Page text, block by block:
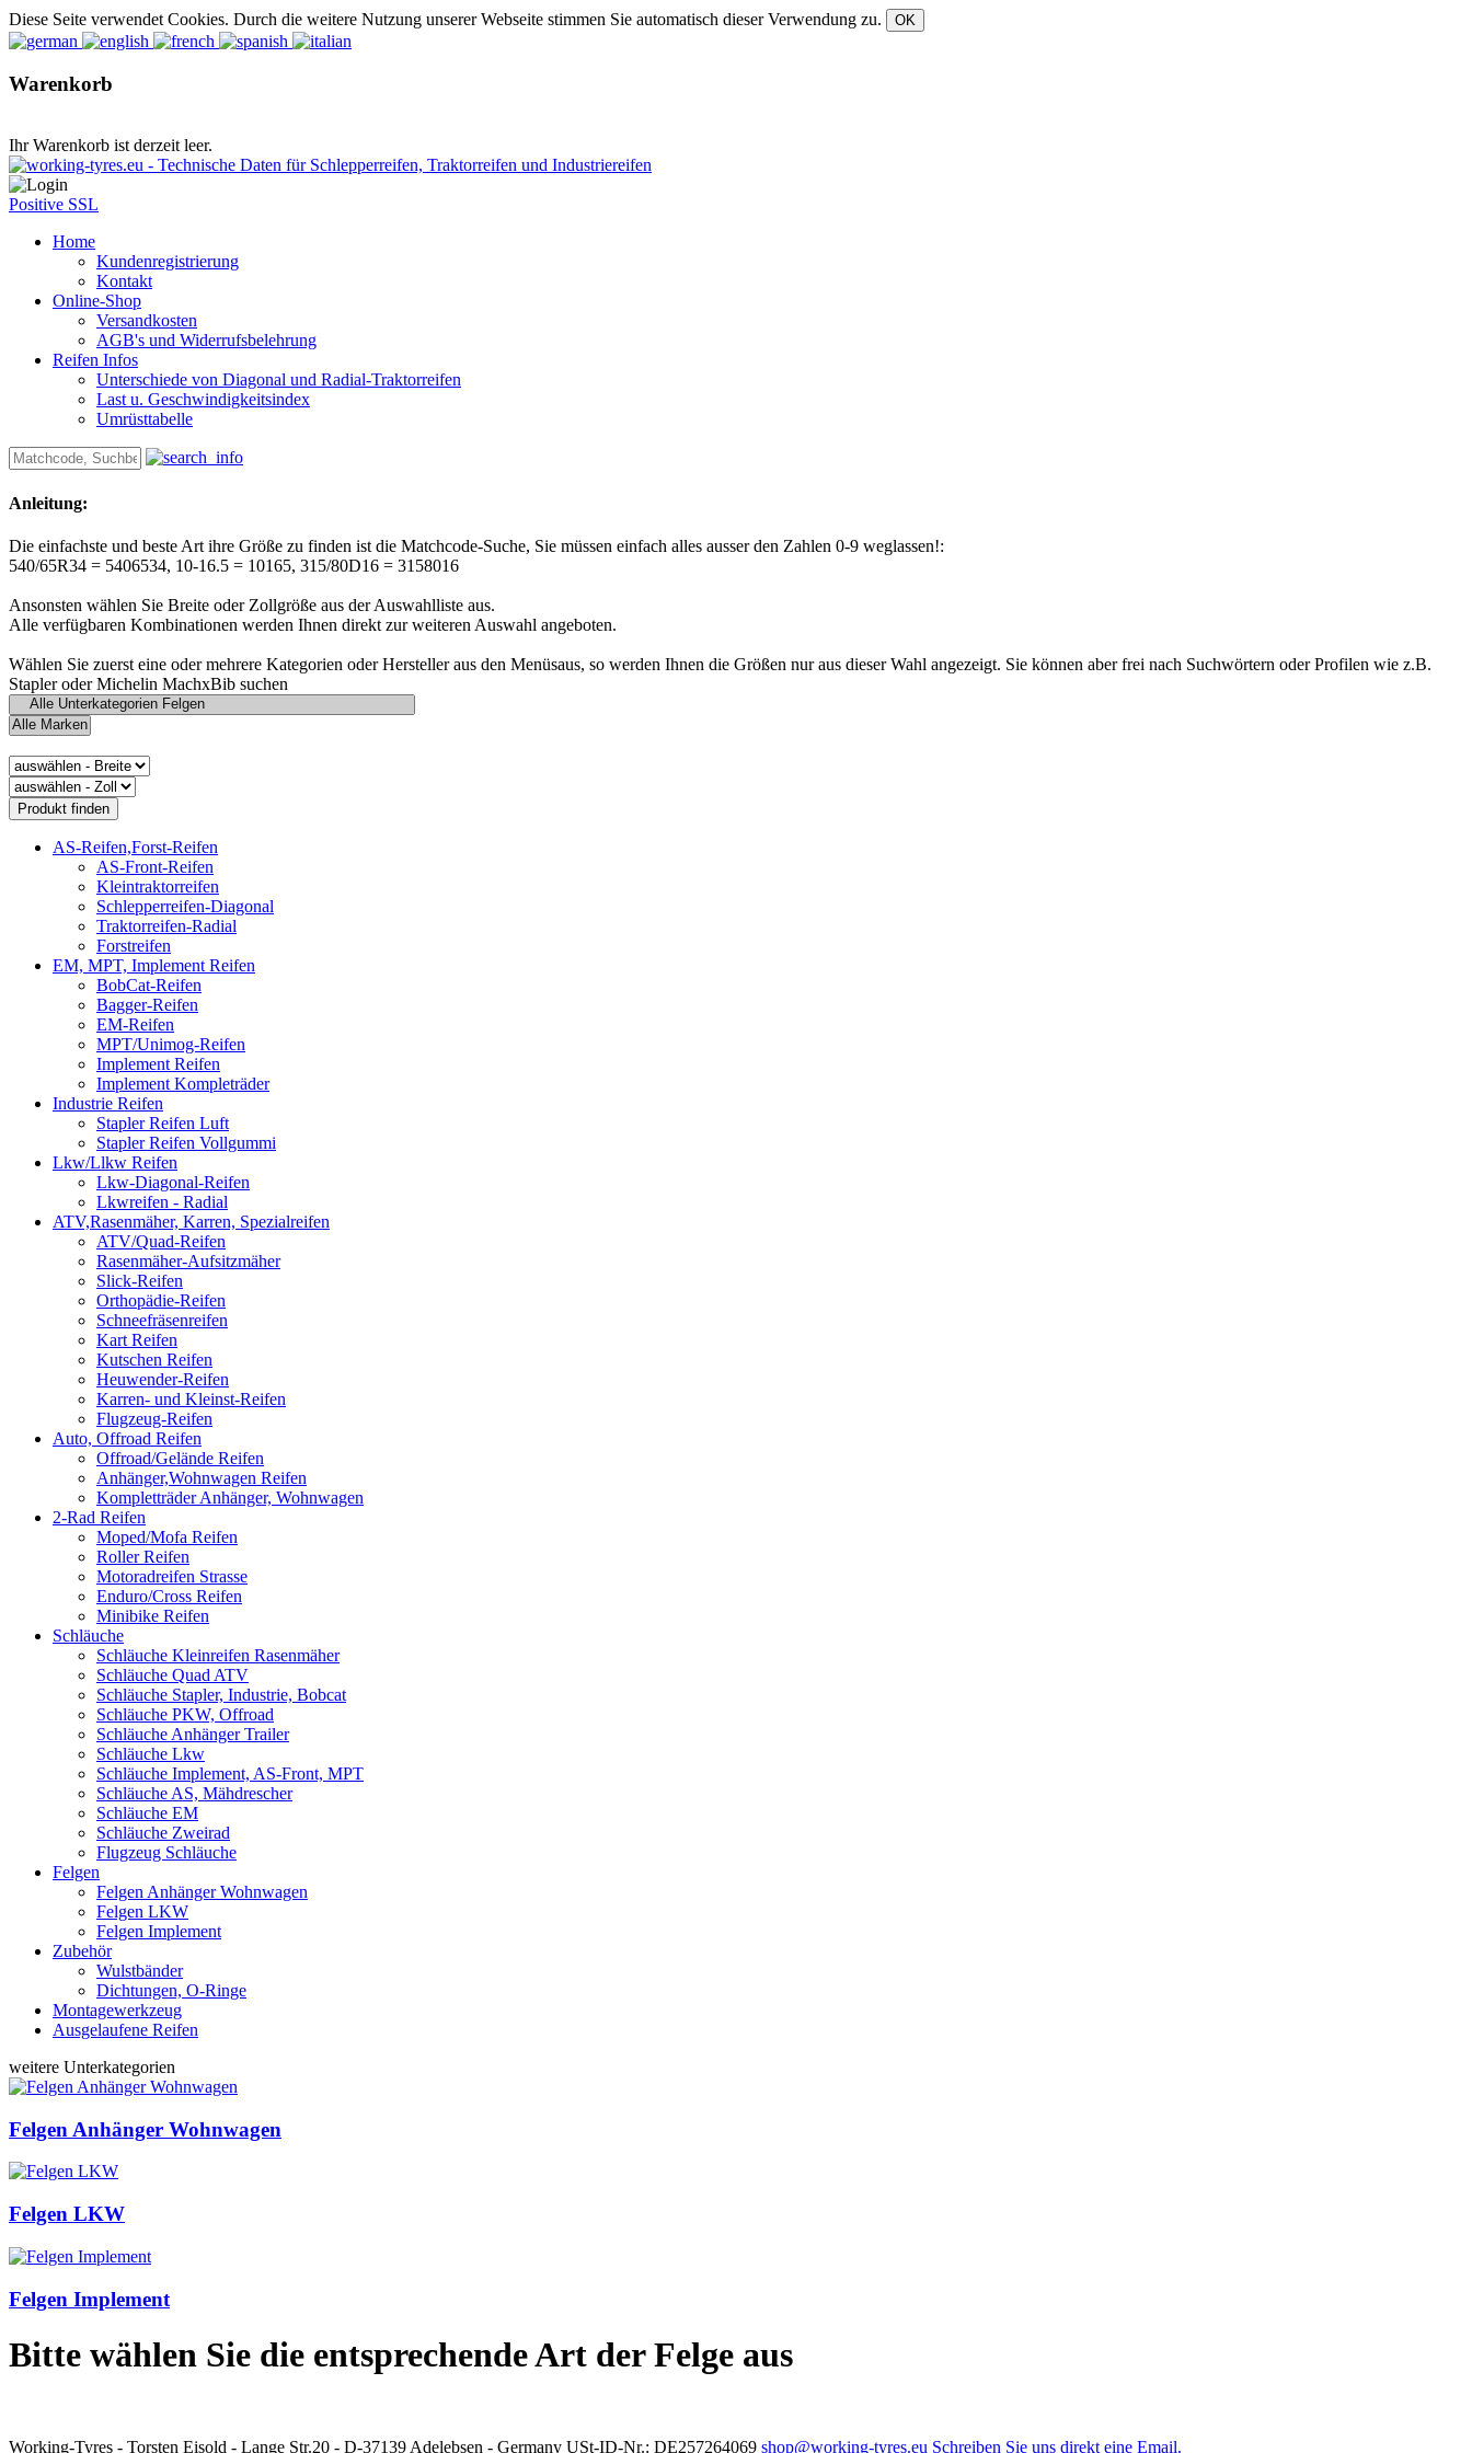
Diese Seite verwendet Cookies. Durch die weitere Nutzung unserer Webseite stimmen Sie automatisch dieser Verwendung zu.
Warenkorb
Ihr Warenkorb ist derzeit leer.
Positive SSL
Home
Kundenregistrierung
Kontakt
Online-Shop
Versandkosten
AGB's und Widerrufsbelehrung
Reifen Infos
Unterschiede von Diagonal und Radial-Traktorreifen
Last u. Geschwindigkeitsindex
Umrüsttabelle
Anleitung:
Die einfachste und beste Art ihre Größe zu finden ist die Matchcode-Suche, Sie müssen einfach alles ausser den Zahlen 0-9 weglassen!:
540/65R34 = 5406534, 10-16.5 = 10165, 315/80D16 = 3158016
Ansonsten wählen Sie Breite oder Zollgröße aus der Auswahlliste aus.
Alle verfügbaren Kombinationen werden Ihnen direkt zur weiteren Auswahl angeboten.
Wählen Sie zuerst eine oder mehrere Kategorien oder Hersteller aus den Menüsaus, so werden Ihnen die Größen nur aus dieser Wahl angezeigt. Sie können aber frei nach Suchwörtern oder Profilen wie z.B.
Stapler oder Michelin MachxBib suchen
AS-Reifen,Forst-Reifen
AS-Front-Reifen
Kleintraktorreifen
Schlepperreifen-Diagonal
Traktorreifen-Radial
Forstreifen
EM, MPT, Implement Reifen
BobCat-Reifen
Bagger-Reifen
EM-Reifen
MPT/Unimog-Reifen
Implement Reifen
Implement Kompleträder
Industrie Reifen
Stapler Reifen Luft
Stapler Reifen Vollgummi
Lkw/Llkw Reifen
Lkw-Diagonal-Reifen
Lkwreifen - Radial
ATV,Rasenmäher, Karren, Spezialreifen
ATV/Quad-Reifen
Rasenmäher-Aufsitzmäher
Slick-Reifen
Orthopädie-Reifen
Schneefräsenreifen
Kart Reifen
Kutschen Reifen
Heuwender-Reifen
Karren- und Kleinst-Reifen
Flugzeug-Reifen
Auto, Offroad Reifen
Offroad/Gelände Reifen
Anhänger,Wohnwagen Reifen
Kompletträder Anhänger, Wohnwagen
2-Rad Reifen
Moped/Mofa Reifen
Roller Reifen
Motoradreifen Strasse
Enduro/Cross Reifen
Minibike Reifen
Schläuche
Schläuche Kleinreifen Rasenmäher
Schläuche Quad ATV
Schläuche Stapler, Industrie, Bobcat
Schläuche PKW, Offroad
Schläuche Anhänger Trailer
Schläuche Lkw
Schläuche Implement, AS-Front, MPT
Schläuche AS, Mähdrescher
Schläuche EM
Schläuche Zweirad
Flugzeug Schläuche
Felgen
Felgen Anhänger Wohnwagen
Felgen LKW
Felgen Implement
Zubehör
Wulstbänder
Dichtungen, O-Ringe
Montagewerkzeug
Ausgelaufene Reifen
weitere Unterkategorien
Felgen Anhänger Wohnwagen
Felgen LKW
Felgen Implement
Bitte wählen Sie die entsprechende Art der Felge aus
Working-Tyres - Torsten Eisold - Lange Str.20 - D-37139 Adelebsen - Germany USt-ID-Nr.: DE257264069 shop@working-tyres.eu Schreiben Sie uns direkt eine Email.